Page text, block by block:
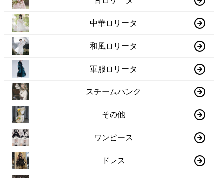
中華ロリータ
和風ロリータ
軍服ロリータ
スチームパンク
その他
ワンピース
ドレス